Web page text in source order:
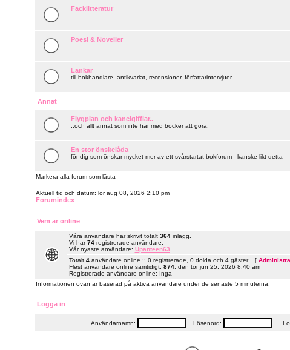
Facklitteratur
Poesi & Noveller
Länkar
till bokhandlare, antikvariat, recensioner, författarintervjuer..
Annat
Flygplan och kanelgifflar..
..och allt annat som inte har med böcker att göra.
En stor önskelåda
för dig som önskar mycket mer av ett svårstartat bokforum - kanske likt detta
Markera alla forum som lästa
Aktuell tid och datum: lör aug 08, 2026 2:10 pm
Forumindex
Vem är online
Våra användare har skrivit totalt 364inlägg.
Vi har74registrerade användare.
Vår nyaste användare: Upanteen63
Totalt 4användare online :: 0 registrerade, 0 dolda och 4 gäster. [
Flest användare online samtidigt: 874, den tor jun 25, 2026 8:40 am
Registrerade användare online: Inga
Informationen ovan är baserad på aktiva användare under de senaste 5 minuterna.
Logga in
Användarnamn: Lösenord: